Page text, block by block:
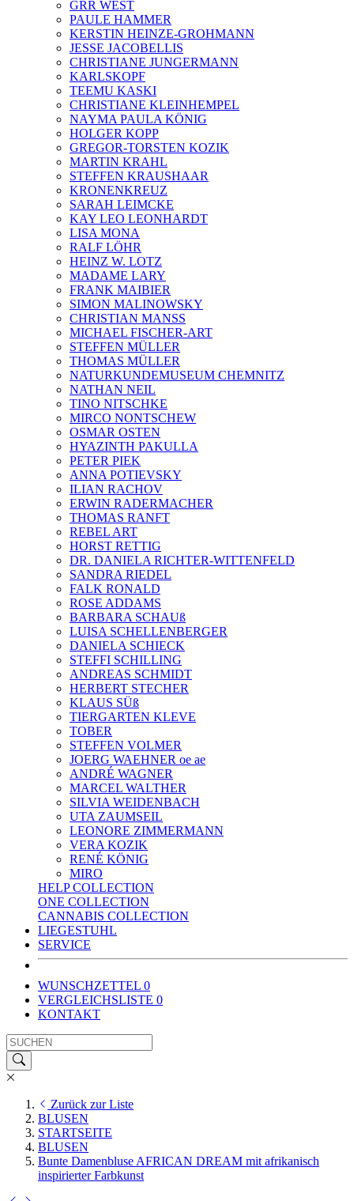
GRR WEST
PAULE HAMMER
KERSTIN HEINZE-GROHMANN
JESSE JACOBELLIS
CHRISTIANE JUNGERMANN
KARLSKOPF
TEEMU KASKI
CHRISTIANE KLEINHEMPEL
NAYMA PAULA KÖNIG
HOLGER KOPP
GREGOR-TORSTEN KOZIK
MARTIN KRAHL
STEFFEN KRAUSHAAR
KRONENKREUZ
SARAH LEIMCKE
KAY LEO LEONHARDT
LISA MONA
RALF LÖHR
HEINZ W. LOTZ
MADAME LARY
FRANK MAIBIER
SIMON MALINOWSKY
CHRISTIAN MANSS
MICHAEL FISCHER-ART
STEFFEN MÜLLER
THOMAS MÜLLER
NATURKUNDEMUSEUM CHEMNITZ
NATHAN NEIL
TINO NITSCHKE
MIRCO NONTSCHEW
OSMAR OSTEN
HYAZINTH PAKULLA
PETER PIEK
ANNA POTIEVSKY
ILIAN RACHOV
ERWIN RADERMACHER
THOMAS RANFT
REBEL ART
HORST RETTIG
DR. DANIELA RICHTER-WITTENFELD
SANDRA RIEDEL
FALK RONALD
ROSE ADDAMS
BARBARA SCHAUß
LUISA SCHELLENBERGER
DANIELA SCHIECK
STEFFI SCHILLING
ANDREAS SCHMIDT
HERBERT STECHER
KLAUS SÜß
TIERGARTEN KLEVE
TOBER
STEFFEN VOLMER
JOERG WAEHNER oe ae
ANDRÉ WAGNER
MARCEL WALTHER
SILVIA WEIDENBACH
UTA ZAUMSEIL
LEONORE ZIMMERMANN
VERA KOZIK
RENÉ KÖNIG
MIRO
HELP COLLECTION
ONE COLLECTION
CANNABIS COLLECTION
LIEGESTUHL
SERVICE
WUNSCHZETTEL 0
VERGLEICHSLISTE 0
KONTAKT
Zurück zur Liste
BLUSEN
STARTSEITE
BLUSEN
Bunte Damenbluse AFRICAN DREAM mit afrikanisch
inspirierter Farbkunst